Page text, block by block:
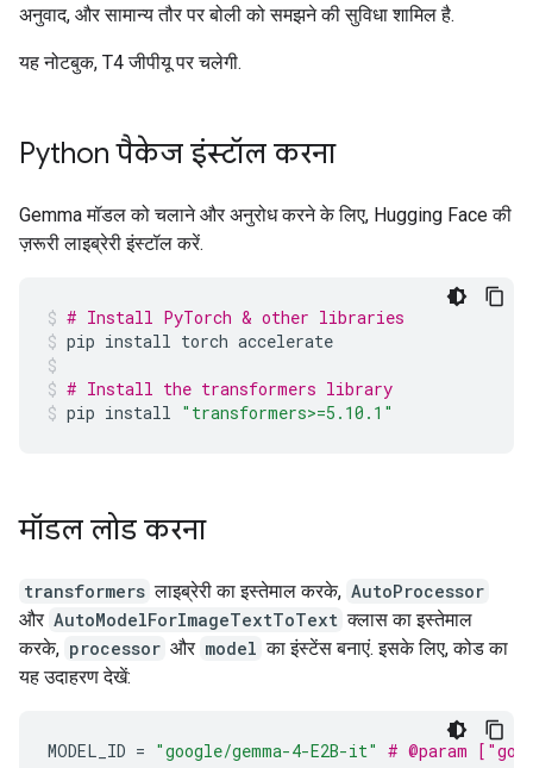
अनुवाद, और सामान्य तौर पर बोली को समझने की सुविधा शामिल है.
यह नोटबुक, T4 जीपीयू पर चलेगी.
Python पैकेज इंस्टॉल करना
Gemma मॉडल को चलाने और अनुरोध करने के लिए, Hugging Face की
ज़रूरी लाइब्रेरी इंस्टॉल करें.
# Install PyTorch & other libraries
pip install torch accelerate
# Install the transformers library
pip install "transformers>=5.10.1"
मॉडल लोड करना
transformers लाइब्रेरी का इस्तेमाल करके, AutoProcessor
और AutoModelForImageTextToText क्लास का इस्तेमाल
करके, processor और model का इंस्टेंस बनाएं. इसके लिए, कोड का
यह उदाहरण देखें:
MODEL_ID = "google/gemma-4-E2B-it" # @param